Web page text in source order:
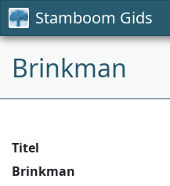
Stamboom Gids
Brinkman
Titel
Brinkman